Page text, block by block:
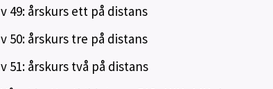
v 49: årskurs ett på distans
v 50: årskurs tre på distans
v 51: årskurs två på distans